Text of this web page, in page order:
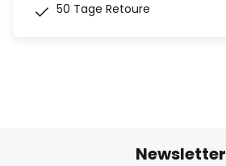
50 Tage Retoure
Newsletter